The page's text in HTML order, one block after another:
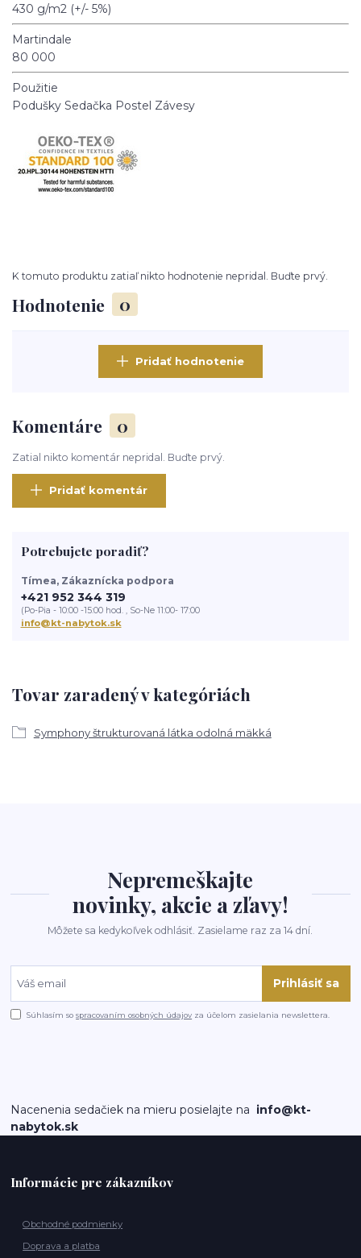
430 g/m2 (+/- 5%)
Martindale
80 000
Použitie
Podušky Sedačka Postel Závesy
Hodnotenie 0
K tomuto produktu zatiaľ nikto hodnotenie nepridal. Buďte prvý.
Pridať hodnotenie
Komentáre 0
Zatial nikto komentár nepridal. Buďte prvý.
Pridať komentár
Tovar zaradený v kategóriách
Symphony štrukturovaná látka odolná mäkká
Potrebujete poradiť?
Tímea, Zákaznícka podpora
+421 952 344 319
(Po-Pia - 10:00 -15:00 hod. , So-Ne 11:00- 17:00
info@kt-nabytok.sk
Nepremeškajte
novinky, akcie a zľavy!
Môžete sa kedykoľvek odhlásiť. Zasielame raz za 14 dní.
Prihlásiť sa
Súhlasím sospracovaním osobných údajov za účelom zasielania newslettera.
Nacenenia sedačiek na mieru posielajte na info@kt-
nabytok.sk
Informácie pre zákazníkov
Obchodné podmienky
Doprava a platba